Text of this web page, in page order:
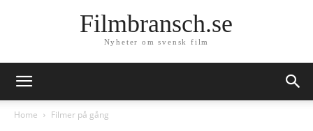
Filmbransch.se
Nyheter om svensk film
Home Filmer på gång